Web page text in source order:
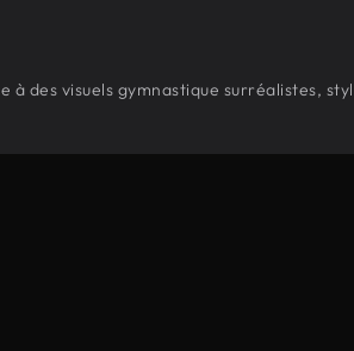
des visuels gymnastique surréalistes,